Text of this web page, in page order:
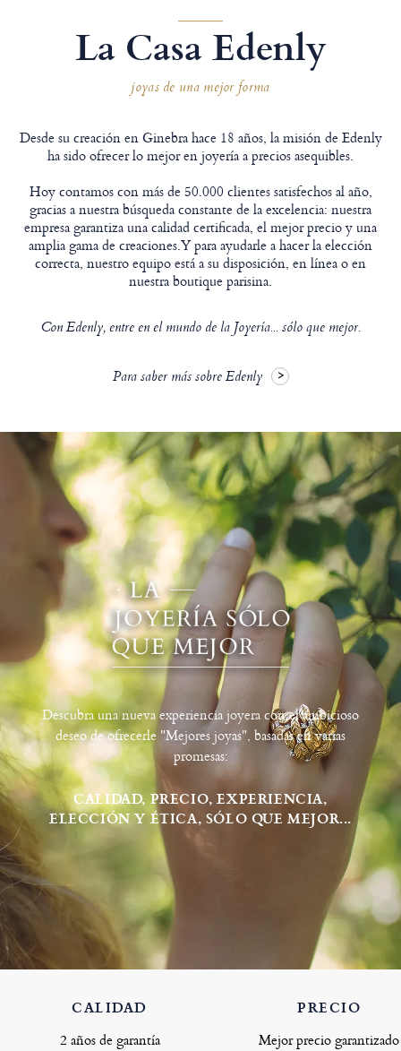
La Casa Edenly
joyas de una mejor forma
Desde su creación en Ginebra hace 18 años, la misión de Edenly
ha sido ofrecer lo mejor en joyería a precios asequibles.
Hoy contamos con más de 50.000 clientes satisfechos al año,
gracias a nuestra búsqueda constante de la excelencia: nuestra
empresa garantiza una calidad certificada, el mejor precio y una
amplia gama de creaciones.Y para ayudarle a hacer la elección
correcta, nuestro equipo está a su disposición, en línea o en
nuestra boutique parisina.
Con Edenly, entre en el mundo de la Joyería... sólo que mejor.
Para saber más sobre Edenly
Descubra una nueva experiencia joyera con el ambicioso
deseo de ofrecerle "Mejores joyas", basadas en varias
promesas:
CALIDAD, PRECIO, EXPERIENCIA,
ELECCIÓN Y ÉTICA, SÓLO QUE MEJOR...
CALIDAD
2 años de garantía
PRECIO
Mejor precio garantizado